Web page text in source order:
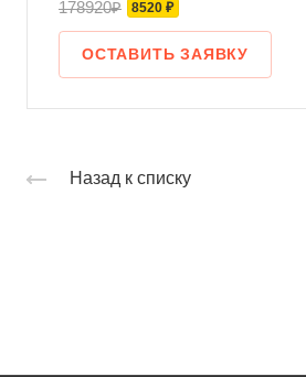
178920₽ 8520 ₽
ОСТАВИТЬ ЗАЯВКУ
Назад к списку